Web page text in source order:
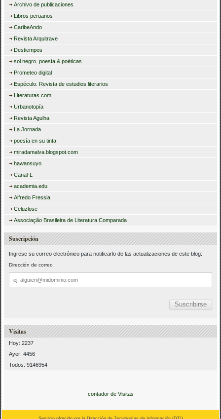
Archivo de publicaciones
Libros peruanos
CaribeAndo
Revista Arquitrave
Destiempos
sol negro. poesía & poéticas
Prometeo digital
Espéculo. Revista de estudios literarios
Literaturas.com
Urbanotopía
Revista Agulha
La Jornada
poesía en su tinta
miradamalva.blogspot.com
hawansuyo
Canal-L
academia.edu
Alfredo Fressia
Celuzlose
Associação Brasileira de Literatura Comparada
Suscripción
Ingrese su correo electrónico para notificarlo de las actualizaciones de este blog:
Dirección de correo
Dirección
de
correo
Visitas
Hoy: 2237
Ayer: 4456
Todos: 9146954
contador de Visitas